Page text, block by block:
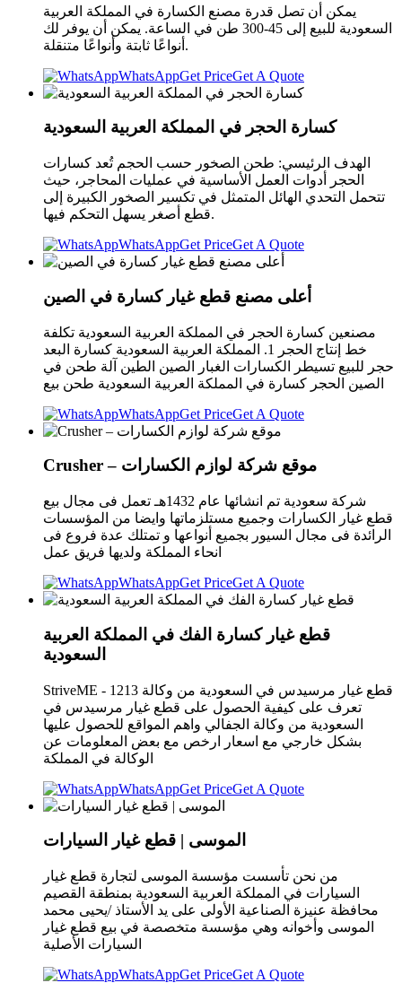
يمكن أن تصل قدرة مصنع الكسارة في المملكة العربية
السعودية للبيع إلى 45-300 طن في الساعة. يمكن أن يوفر لك
أنواعًا ثابتة وأنواعًا متنقلة.
WhatsAppGet PriceGet A Quote
كسارة الحجر في المملكة العربية السعودية
الهدف الرئيسي: طحن الصخور حسب الحجم تُعد كسارات
الحجر أدوات العمل الأساسية في عمليات المحاجر، حيث
تتحمل التحدي الهائل المتمثل في تكسير الصخور الكبيرة إلى
قطع أصغر يسهل التحكم فيها.
WhatsAppGet PriceGet A Quote
أعلى مصنع قطع غيار كسارة في الصين
مصنعين كسارة الحجر في المملكة العربية السعودية تكلفة
خط إنتاج الحجر 1. المملكة العربية السعودية كسارة البعد
حجر للبيع تسيطر الكسارات الغبار الصين الطين آلة طحن في
الصين الحجر كسارة في المملكة العربية السعودية طحن بيع
WhatsAppGet PriceGet A Quote
Crusher – موقع شركة لوازم الكسارات
شركة سعودية تم انشائها عام 1432هـ تعمل فى مجال بيع
قطع غيار الكسارات وجميع مستلزماتها وايضا من المؤسسات
الرائدة فى مجال السيور بجميع أنواعها و تمتلك عدة فروع فى
انحاء المملكة ولديها فريق عمل
WhatsAppGet PriceGet A Quote
قطع غيار كسارة الفك في المملكة العربية
السعودية
StriveME - قطع غيار مرسيدس في السعودية من وكالة 1213
تعرف على كيفية الحصول على قطع غيار مرسيدس في
السعودية من وكالة الجفالي واهم المواقع للحصول عليها
بشكل خارجي مع اسعار ارخص مع بعض المعلومات عن
الوكالة في المملكة
WhatsAppGet PriceGet A Quote
الموسى | قطع غيار السيارات
من نحن تأسست مؤسسة الموسى لتجارة قطع غيار
السيارات في المملكة العربية السعودية بمنطقة القصيم
محافظة عنيزة الصناعية الأولى على يد الأستاذ /يحيى محمد
الموسى وأخوانه وهي مؤسسة متخصصة في بيع قطع غيار
السيارات الأصلية
WhatsAppGet PriceGet A Quote